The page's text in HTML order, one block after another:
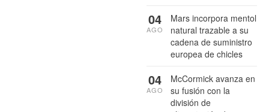
Mars incorpora mentol
natural trazable a su
cadena de suministro
europea de chicles
04
AGO
McCormick avanza en
su fusión con la
división de
04
AGO